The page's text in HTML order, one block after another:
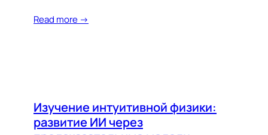
Read more →
Изучение интуитивной физики:
развитие ИИ через